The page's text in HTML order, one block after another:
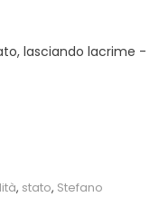
lasciando lacrime -
, stato, Stefano